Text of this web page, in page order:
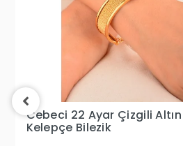
Cebeci 22 Ayar Kaburga
Kelepçe Bilezik